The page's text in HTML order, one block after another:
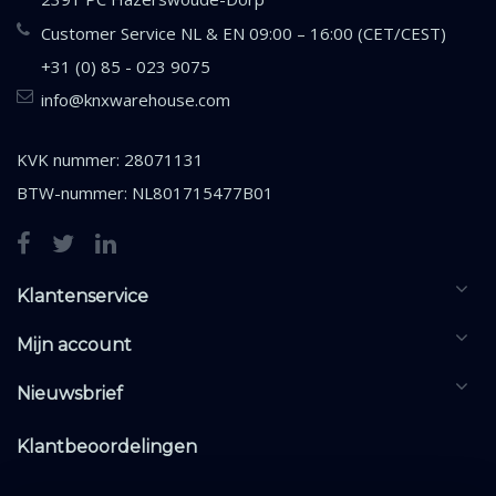
Customer Service NL & EN 09:00 – 16:00 (CET/CEST)
+31 (0) 85 - 023 9075
info@knxwarehouse.com
KVK nummer: 28071131
BTW-nummer: NL801715477B01
Klantenservice
Mijn account
Nieuwsbrief
Klantbeoordelingen